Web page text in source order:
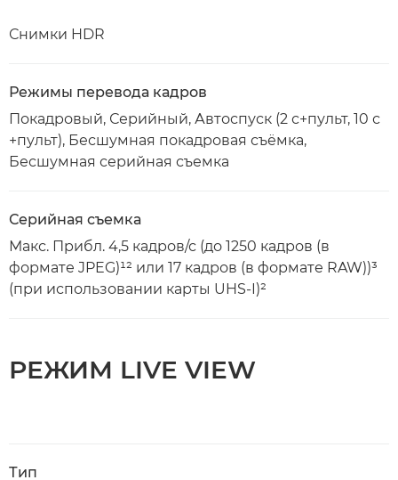
Снимки HDR
Режимы перевода кадров
Покадровый, Серийный, Автоспуск (2 с+пульт, 10 с
+пульт), Бесшумная покадровая съёмка,
Бесшумная серийная съемка
Серийная съемка
Макс. Прибл. 4,5 кадров/с (до 1250 кадров (в
формате JPEG)¹² или 17 кадров (в формате RAW))³
(при использовании карты UHS-I)²
РЕЖИМ LIVE VIEW
Тип